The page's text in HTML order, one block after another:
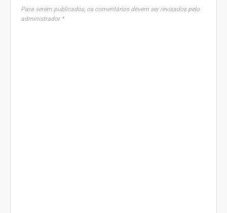
Para serem publicados, os comentários devem ser revisados pelo
administrador *